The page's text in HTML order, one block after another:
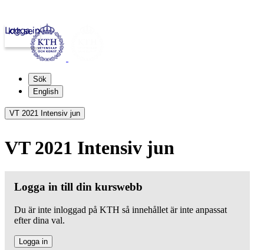
kth.se
Logga in
Sök
English
VT 2021 Intensiv jun
VT 2021 Intensiv jun
Logga in till din kurswebb
Du är inte inloggad på KTH så innehållet är inte anpassat
efter dina val.
Logga in